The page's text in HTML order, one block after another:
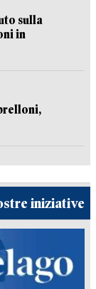
sulla
in
iniziative